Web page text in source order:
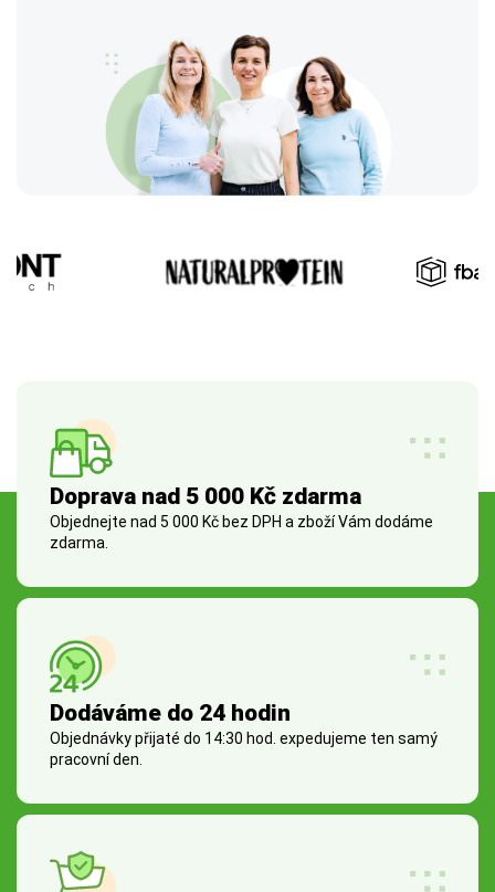
Doprava nad 5 000 Kč zdarma
Objednejte nad 5 000 Kč bez DPH a zboží Vám dodáme
zdarma.
Dodáváme do 24 hodin
Objednávky přijaté do 14:30 hod. expedujeme ten samý
pracovní den.